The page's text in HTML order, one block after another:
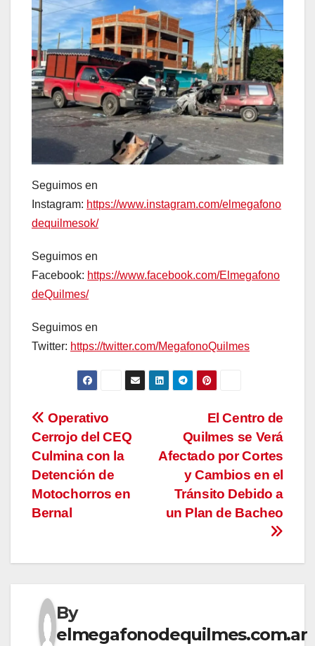
Seguimos en
Instagram: https://www.instagram.com/elmegafono
dequilmesok/
Seguimos en
Facebook: https://www.facebook.com/Elmegafono
deQuilmes/
Seguimos en
Twitter: https://twitter.com/MegafonoQuilmes
Navegación
de
entradas
El Centro de
Quilmes se Verá
Afectado por Cortes
y Cambios en el
Tránsito Debido a
un Plan de Bacheo
Operativo
Cerrojo del CEQ
Culmina con la
Detención de
Motochorros en
Bernal
By
elmegafonodequilmes.com.ar